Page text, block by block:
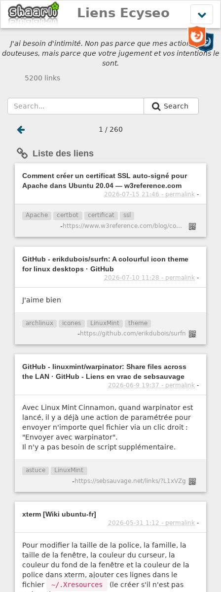
le
menu
Liens Ecyseo
J'ai besoin d'intimité. Non pas parce que mes actions sont
douteuses, mais parce que votre jugement et vos intentions le
sont.
5200 links
Search
1 / 260
Liste des liens
Comment créer un certificat SSL auto-signé pour
Apache dans Ubuntu 20.04 — w3reference.com
2026-07-15 21:46 - permalink -
Apache certbot certificat ssl
- https://www.w3reference.com/blog/comment-cr-er-un-certificat-ssl-auto-sign-pour-apache-dans-ubuntu-20-04/
GitHub - erikdubois/surfn: A colourful icon theme
for linux desktops · GitHub
2026-07-10 11:28 - permalink -
J'aime bien
archlinux icones LinuxMint theme
-https://github.com/erikdubois/surfn
GitHub - linuxmint/warpinator: Share files across
the LAN · GitHub - Liens en vrac de sebsauvage
2026-06-9 19:37 - permalink -
Avec Linux Mint Cinnamon, quand warpinator est
lancé, il y a déjà une action de paramétrée pour
envoyer n'importe quel fichier via un clic droit :
"Envoyer avec warpinator".
Il n'y a pas besoin de script supplémentaire.
astuce LinuxMint
-https://sebsauvage.net/links/?L1xVZg
xterm [Wiki ubuntu-fr]
2026-05-31 1:12 - permalink -
Pour modifier la taille de la police, la famille, la
taille de la fenêtre, la couleur du curseur, la
couleur du fond de la fenêtre et la couleur de la
police dans xterm, ajouter ces lignes dans le
fichier
~/.Xresources
(le créer s'il n'est pas